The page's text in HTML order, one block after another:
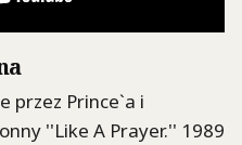
przez Prince`a i
''Like A Prayer.'' 1989